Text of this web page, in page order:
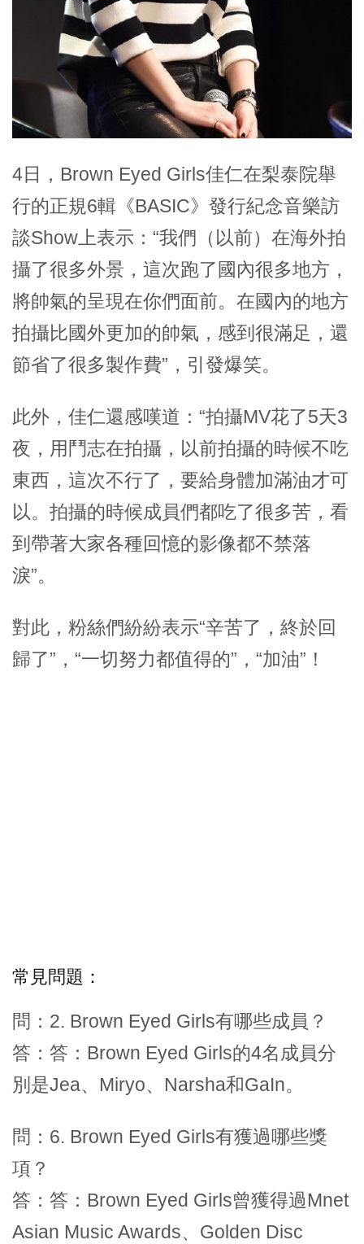
4日，Brown Eyed Girls佳仁在梨泰院舉
行的正規6輯《BASIC》發行紀念音樂訪
談Show上表示：“我們（以前）在海外拍
攝了很多外景，這次跑了國內很多地方，
將帥氣的呈現在你們面前。在國內的地方
拍攝比國外更加的帥氣，感到很滿足，還
節省了很多製作費”，引發爆笑。
此外，佳仁還感嘆道：“拍攝MV花了5天3
夜，用鬥志在拍攝，以前拍攝的時候不吃
東西，這次不行了，要給身體加滿油才可
以。拍攝的時候成員們都吃了很多苦，看
到帶著大家各種回憶的影像都不禁落
淚”。
對此，粉絲們紛紛表示“辛苦了，終於回
歸了”，“一切努力都值得的”，“加油”！
常見問題：
問：2. Brown Eyed Girls有哪些成員？
答：答：Brown Eyed Girls的4名成員分
別是Jea、Miryo、Narsha和GaIn。
問：6. Brown Eyed Girls有獲過哪些獎
項？
答：答：Brown Eyed Girls曾獲得過Mnet
Asian Music Awards、Golden Disc